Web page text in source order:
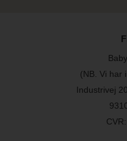
(NB. Vi har
Industrivej